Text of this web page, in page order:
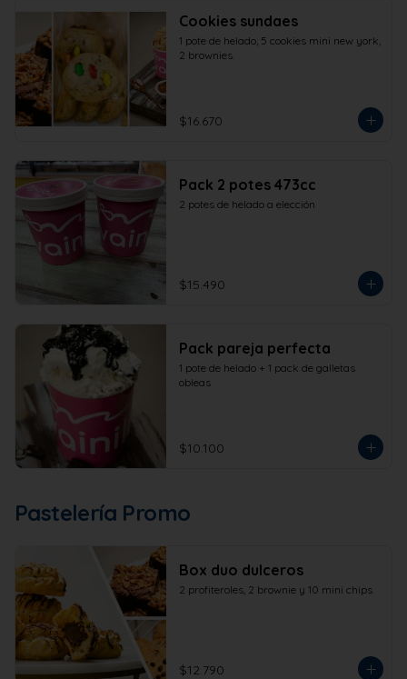
Cookies sundaes
1 pote de helado, 5 cookies mini new york,
2 brownies.
$16.670
Pack 2 potes 473cc
2 potes de helado a elección
$15.490
Pack pareja perfecta
1 pote de helado + 1 pack de galletas
obleas
$10.100
Pastelería Promo
Box duo dulceros
2 profiteroles, 2 brownie y 10 mini chips
$12.790